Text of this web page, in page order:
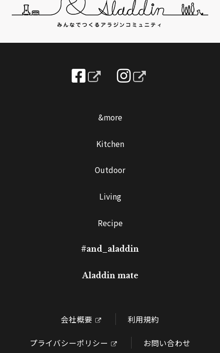
&more
Kitchen
Outdoor
Living
Recipe
#and_aladdin
Aladdin mate
会社概要 利用規約
プライバシーポリシー お問い合わせ